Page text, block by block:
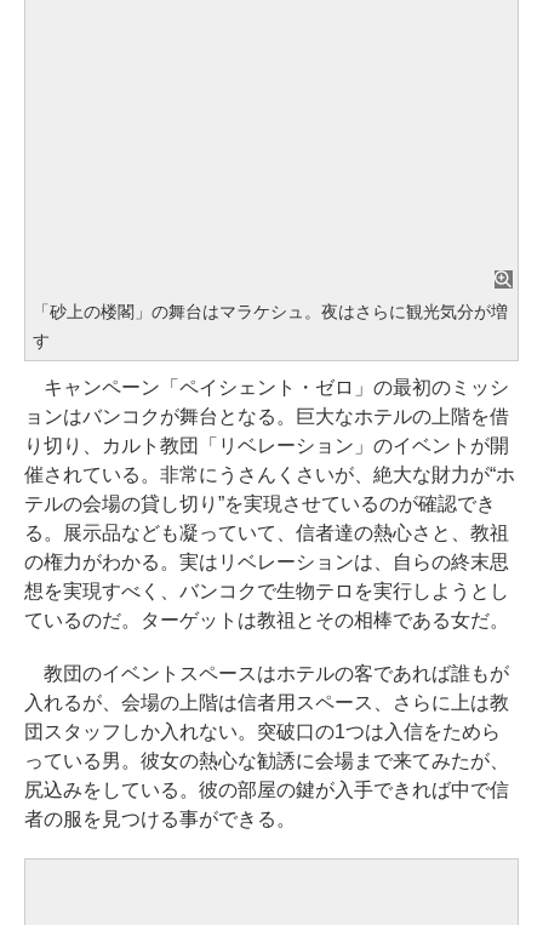
「砂上の楼閣」の舞台はマラケシュ。夜はさらに観光気分が増
す
キャンペーン「ペイシェント・ゼロ」の最初のミッシ
ョンはバンコクが舞台となる。巨大なホテルの上階を借
り切り、カルト教団「リベレーション」のイベントが開
催されている。非常にうさんくさいが、絶大な財力が“ホ
テルの会場の貸し切り”を実現させているのが確認でき
る。展示品なども凝っていて、信者達の熱心さと、教祖
の権力がわかる。実はリベレーションは、自らの終末思
想を実現すべく、バンコクで生物テロを実行しようとし
ているのだ。ターゲットは教祖とその相棒である女だ。
教団のイベントスペースはホテルの客であれば誰もが
入れるが、会場の上階は信者用スペース、さらに上は教
団スタッフしか入れない。突破口の1つは入信をためら
っている男。彼女の熱心な勧誘に会場まで来てみたが、
尻込みをしている。彼の部屋の鍵が入手できれば中で信
者の服を見つける事ができる。